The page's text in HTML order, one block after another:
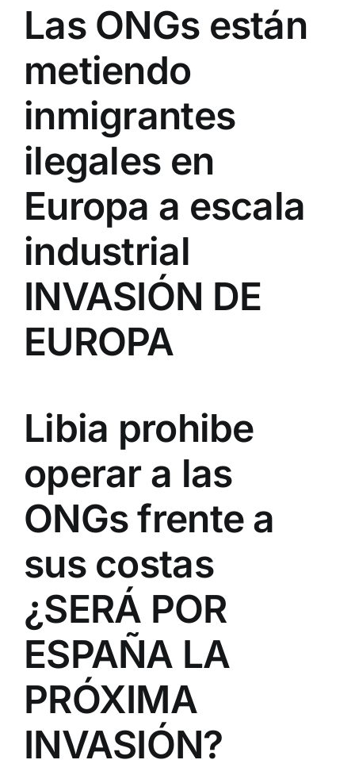
Las ONGs están
metiendo
inmigrantes
ilegales en
Europa a escala
industrial
INVASIÓN DE
EUROPA
Libia prohibe
operar a las
ONGs frente a
sus costas
¿SERÁ POR
ESPAÑA LA
PRÓXIMA
INVASIÓN?